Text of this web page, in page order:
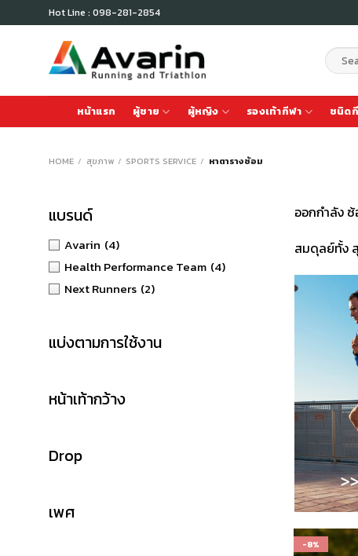
to
Hot Line : 098-281-2854
Search
for:
หน้าแรก ผู้ชาย ผู้หญิง รองเท้ากีฬา ชนิด
HOME / สุขภาพ / SPORTS SERVICE / หาตารางซ้อม
แบรนด์
Avarin (4)
Health Performance Team (4)
Next Runners (2)
แบ่งตามการใช้งาน
หน้าเท้ากว้าง
Drop
เพศ
ออกกำลัง
สมดุลย์ทั้ง
-8%